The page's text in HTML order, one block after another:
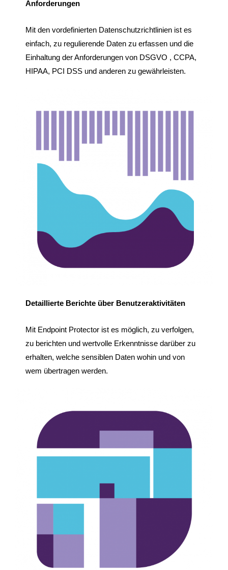
Anforderungen
Mit den vordefinierten Datenschutzrichtlinien ist es
einfach, zu regulierende Daten zu erfassen und die
Einhaltung der Anforderungen von DSGVO , CCPA,
HIPAA, PCI DSS und anderen zu gewährleisten.
Detaillierte Berichte über Benutzeraktivitäten
Mit Endpoint Protector ist es möglich, zu verfolgen,
zu berichten und wertvolle Erkenntnisse darüber zu
erhalten, welche sensiblen Daten wohin und von
wem übertragen werden.